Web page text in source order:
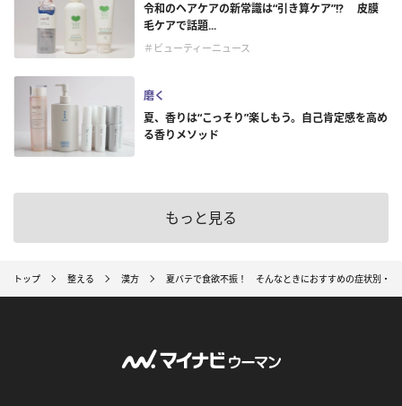
令和のヘアケアの新常識は“引き算ケア”!? 皮膜
毛ケアで話題...
＃ビューティーニュース
磨く
夏、香りは“こっそり”楽しもう。自己肯定感を高め
る香りメソッド
もっと見る
トップ 整える 漢方 夏バテで食欲不振！ そんなときにおすすめの症状別・漢